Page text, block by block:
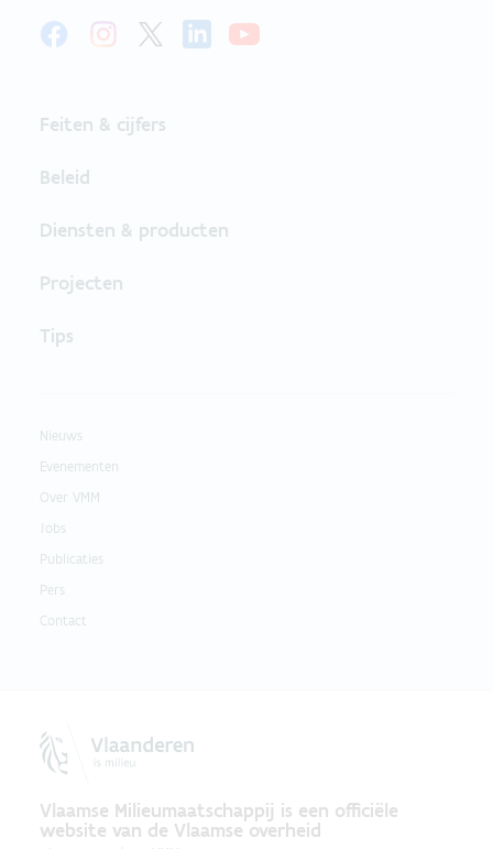
Feiten & cijfers
Beleid
Diensten & producten
Projecten
Tips
Nieuws
Evenementen
Over VMM
Jobs
Publicaties
Pers
Contact
Vlaamse Milieumaatschappij is een officiële
website van de Vlaamse overheid